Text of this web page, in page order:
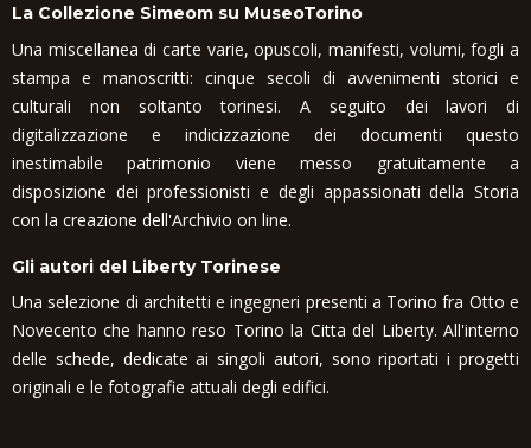
La Collezione Simeom su MuseoTorino
Una miscellanea di carte varie, opuscoli, manifesti, volumi, fogli a
stampa e manoscritti: cinque secoli di avvenimenti storici e
culturali non soltanto torinesi. A seguito dei lavori di
digitalizzazione e indicizzazione dei documenti questo
inestimabile patrimonio viene messo gratuitamente a
disposizione dei professionisti e degli appassionati della Storia
con la creazione dell'Archivio on line.
Gli autori del Liberty Torinese
Una selezione di architetti e ingegneri presenti a Torino fra Otto e
Novecento che hanno reso Torino la Citta del Liberty. All'interno
delle schede, dedicate ai singoli autori, sono riportati i progetti
originali e le fotografie attuali degli edifici.